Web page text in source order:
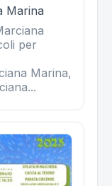
Marina
per
Marina,